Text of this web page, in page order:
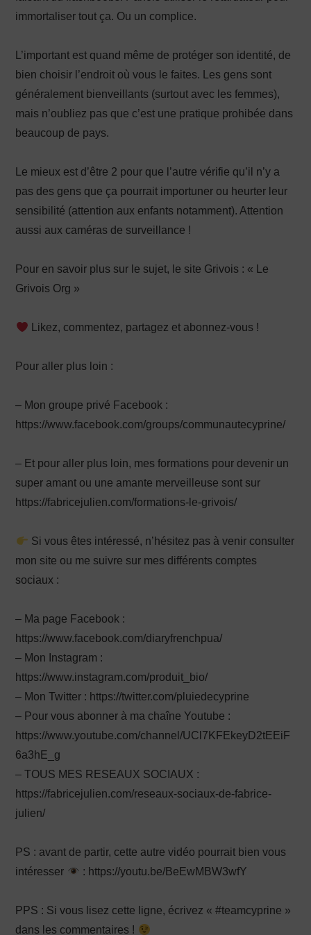
immortaliser tout ça. Ou un complice.
L’important est quand même de protéger son identité, de
bien choisir l’endroit où vous le faites. Les gens sont
généralement bienveillants (surtout avec les femmes),
mais n’oubliez pas que c’est une pratique prohibée dans
beaucoup de pays.
Le mieux est d’être 2 pour que l’autre vérifie qu’il n’y a
pas des gens que ça pourrait importuner ou heurter leur
sensibilité (attention aux enfants notamment). Attention
aussi aux caméras de surveillance !
Pour en savoir plus sur le sujet, le site Grivois : « Le
Grivois Org »
Likez, commentez, partagez et abonnez-vous !
Pour aller plus loin :
– Mon groupe privé Facebook :
https://www.facebook.com/groups/communautecyprine/
– Et pour aller plus loin, mes formations pour devenir un
super amant ou une amante merveilleuse sont sur
https://fabricejulien.com/formations-le-grivois/
Si vous êtes intéressé, n’hésitez pas à venir consulter
mon site ou me suivre sur mes différents comptes
sociaux :
– Ma page Facebook :
https://www.facebook.com/diaryfrenchpua/
– Mon Instagram :
https://www.instagram.com/produit_bio/
– Mon Twitter : https://twitter.com/pluiedecyprine
– Pour vous abonner à ma chaîne Youtube :
https://www.youtube.com/channel/UCl7KFEkeyD2tEEiF
6a3hE_g
– TOUS MES RESEAUX SOCIAUX :
https://fabricejulien.com/reseaux-sociaux-de-fabrice-
julien/
PS : avant de partir, cette autre vidéo pourrait bien vous
intéresser
: https://youtu.be/BeEwMBW3wfY
PPS : Si vous lisez cette ligne, écrivez « #teamcyprine »
dans les commentaires !